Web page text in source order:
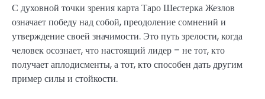
С духовной точки зрения карта Таро Шестерка Жезлов
означает победу над собой, преодоление сомнений и
утверждение своей значимости. Это путь зрелости, когда
человек осознает, что настоящий лидер – не тот, кто
получает аплодисменты, а тот, кто способен дать другим
пример силы и стойкости.